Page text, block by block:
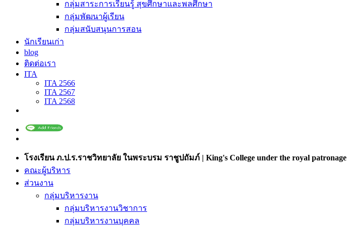
กลุ่มสาระการเรียนรู้ สุขศึกษาและพลศึกษา
กลุ่มพัฒนาผู้เรียน
กลุ่มสนับสนุนการสอน
นักเรียนเก่า
blog
ติดต่อเรา
ITA
ITA 2566
ITA 2567
ITA 2568
โรงเรียน ภ.ป.ร.ราชวิทยาลัย ในพระบรม ราชูปถัมภ์ | King's College under the royal patronage
คณะผู้บริหาร
ส่วนงาน
กลุ่มบริหารงาน
กลุ่มบริหารงานวิชาการ
กลุ่มบริหารงานบุคคล